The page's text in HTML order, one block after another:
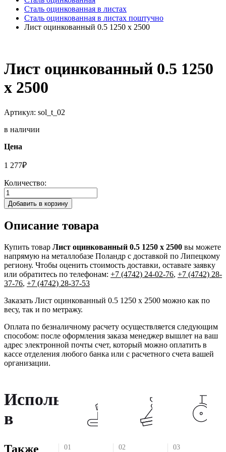
Сталь оцинкованная в листах
Сталь оцинкованная в листах поштучно
Лист оцинкованный 0.5 1250 х 2500
Лист оцинкованный 0.5 1250
х 2500
Артикул: sol_t_02
в наличии
Цена
1 277₽
Количество:
Добавить в корзину
Описание товара
Купить товар Лист оцинкованный 0.5 1250 х 2500 вы можете
напрямую на металлобазе Поландр с доставкой по Липецкому
региону. Чтобы оценить стоимость доставки, оставьте заявку
или обратитесь по телефонам: +7 (4742) 24-02-76, +7 (4742) 28-
37-76, +7 (4742) 28-37-53
Заказать Лист оцинкованный 0.5 1250 х 2500 можно как по
весу, так и по метражу.
Оплата по безналичному расчету осуществляется следующим
способом: после оформления заказа менеджер вышлет на ваш
адрес электронной почты счет, который можно оплатить в
кассе отделения любого банка или с расчетного счета вашей
организации.
Используется
в
01 02 03
Также